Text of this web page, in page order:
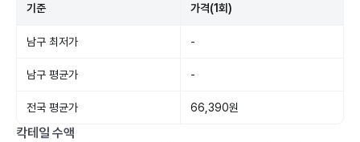
기준 가격(1회)
남구 최저가 -
남구 평균가 -
전국 평균가 66,390원
칵테일 수액